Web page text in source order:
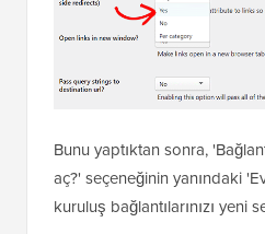
Bunu yaptıktan sonra,
aç?' seçeneğinin yanındaki
kuruluş bağlantılarınızı yeni